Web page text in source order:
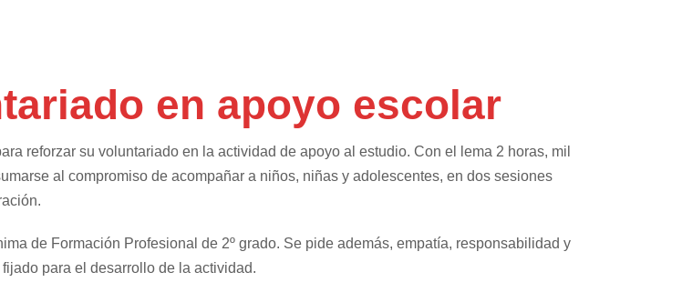
en apoyo escolar
reforzar su voluntariado en la actividad de apoyo al estudio. Con el lema 2 horas, mil
al compromiso de acompañar a niños, niñas y adolescentes, en dos sesiones
de Formación Profesional de 2º grado. Se pide además, empatía, responsabilidad y
para el desarrollo de la actividad.